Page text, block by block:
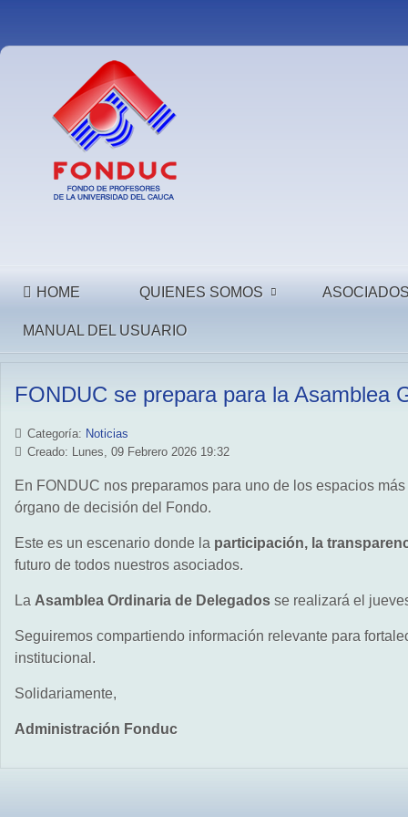
HOME QUIENES SOMOS
MANUAL DEL USUARIO
FONDUC se prepara para la Asamblea
Categoría: Noticias
Creado: Lunes, 09 Febrero 2026 19:32
En FONDUC nos preparamos para uno de los espacios
órgano de decisión del Fondo.
Este es un escenario donde la participación, la
futuro de todos nuestros asociados.
La Asamblea Ordinaria de Delegados se realizará el
Seguiremos compartiendo información relevante para
institucional.
Solidariamente,
Administración Fonduc